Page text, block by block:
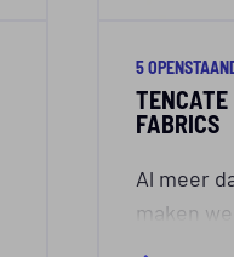
5
FABRICS
Al meer
maken